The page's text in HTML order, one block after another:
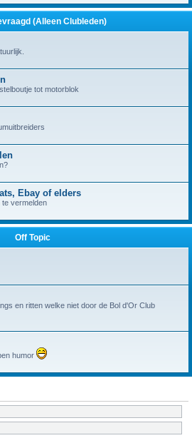
(Alleen Clubleden)
tot motorblok
Ebay of elders
vermelden
Off Topic
en ritten welke niet door de Bol d'Or Club
humor